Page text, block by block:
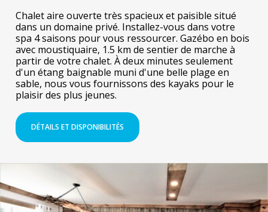
Chalet aire ouverte très spacieux et paisible situé
dans un domaine privé. Installez-vous dans votre
spa 4 saisons pour vous ressourcer. Gazébo en bois
avec moustiquaire, 1.5 km de sentier de marche à
partir de votre chalet. À deux minutes seulement
d'un étang baignable muni d'une belle plage en
sable, nous vous fournissons des kayaks pour le
plaisir des plus jeunes.
DÉTAILS ET DISPONIBILITÉS